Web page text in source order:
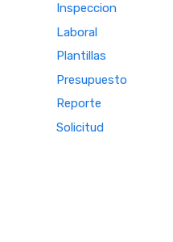
Inspeccion
Laboral
Plantillas
Presupuesto
Reporte
Solicitud